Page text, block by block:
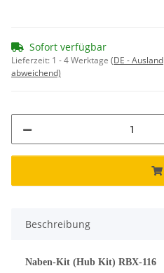
Sofort verfügbar
Lieferzeit: 1 - 4 Werktage (DE - Ausland
abweichend)
Beschreibung
Naben-Kit (Hub Kit) RBX-116